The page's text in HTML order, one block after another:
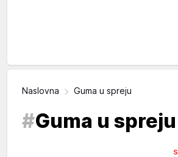
Naslovna Guma u spreju
#Guma u spreju